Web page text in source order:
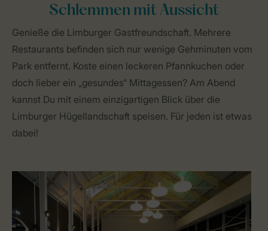
Schlemmen mit Aussicht
Genieße die Limburger Gastfreundschaft. Mehrere
Restaurants befinden sich nur wenige Gehminuten vom
Park entfernt. Koste einen leckeren Pfannkuchen oder
doch lieber ein „gesundes“ Mittagessen? Am Abend
kannst Du mit einem einzigartigen Blick über die
Limburger Hügellandschaft speisen. Für jeden ist etwas
dabei!